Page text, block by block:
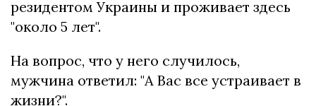
резидентом Украины и проживает здесь
"около 5 лет".
На вопрос, что у него случилось,
мужчина ответил: "А Вас все устраивает в
жизни?".